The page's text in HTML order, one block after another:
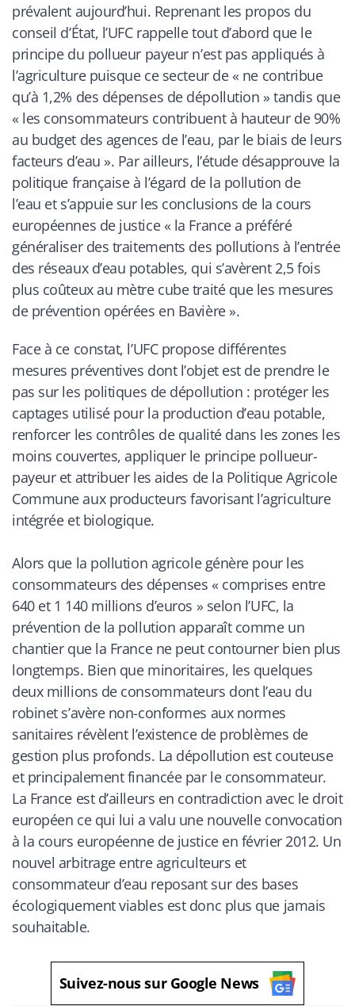
prévalent aujourd’hui. Reprenant les propos du
conseil d’État, l’UFC rappelle tout d’abord que le
principe du pollueur payeur n’est pas appliqués à
l’agriculture puisque ce secteur de « ne contribue
qu’à 1,2% des dépenses de dépollution » tandis que
« les consommateurs contribuent à hauteur de 90%
au budget des agences de l’eau, par le biais de leurs
facteurs d’eau ». Par ailleurs, l’étude désapprouve la
politique française à l’égard de la pollution de
l’eau et s’appuie sur les conclusions de la cours
européennes de justice « la France a préféré
généraliser des traitements des pollutions à l’entrée
des réseaux d’eau potables, qui s’avèrent 2,5 fois
plus coûteux au mètre cube traité que les mesures
de prévention opérées en Bavière ».
Face à ce constat, l’UFC propose différentes
mesures préventives dont l’objet est de prendre le
pas sur les politiques de dépollution : protéger les
captages utilisé pour la production d’eau potable,
renforcer les contrôles de qualité dans les zones les
moins couvertes, appliquer le principe pollueur-
payeur et attribuer les aides de la Politique Agricole
Commune aux producteurs favorisant l’agriculture
intégrée et biologique.
Alors que la pollution agricole génère pour les
consommateurs des dépenses « comprises entre
640 et 1 140 millions d’euros » selon l’UFC, la
prévention de la pollution apparaît comme un
chantier que la France ne peut contourner bien plus
longtemps. Bien que minoritaires, les quelques
deux millions de consommateurs dont l’eau du
robinet s’avère non-conformes aux normes
sanitaires révèlent l’existence de problèmes de
gestion plus profonds. La dépollution est couteuse
et principalement financée par le consommateur.
La France est d’ailleurs en contradiction avec le droit
européen ce qui lui a valu une nouvelle convocation
à la cours européenne de justice en février 2012. Un
nouvel arbitrage entre agriculteurs et
consommateur d’eau reposant sur des bases
écologiquement viables est donc plus que jamais
souhaitable.
Suivez-nous sur Google News